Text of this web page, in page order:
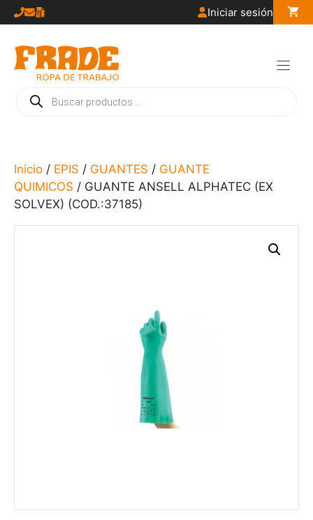
Saltar
al
contenido
Iniciar sesión
Búsqueda
de
Inicio / EPIS / GUANTES / GUANTE
QUIMICOS / GUANTE ANSELL ALPHATEC (EX
SOLVEX) (COD.:37185)